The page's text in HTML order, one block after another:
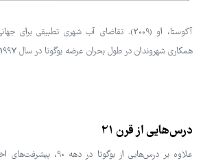
آکوستا، او (2009). تقاضای آب شهری تطبیقی
همکاری شهروندان در طول بحران عرضه بوگوتا در سال 1997 (ص 26).
درس‌هایی از قرن 21
علاوه بر درس‌هایی از بوگوتا